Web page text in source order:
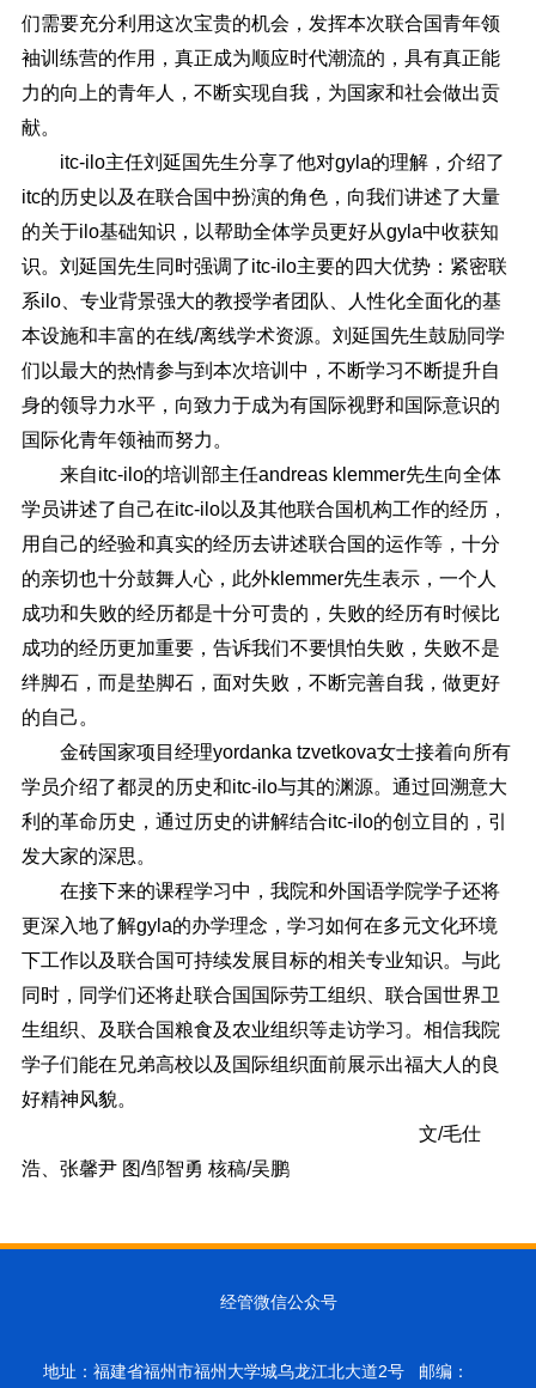
们需要充分利用这次宝贵的机会，发挥本次联合国青年领
袖训练营的作用，真正成为顺应时代潮流的，具有真正能
力的向上的青年人，不断实现自我，为国家和社会做出贡
献。
itc-ilo主任刘延国先生分享了他对gyla的理解，介绍了
itc的历史以及在联合国中扮演的角色，向我们讲述了大量
的关于ilo基础知识，以帮助全体学员更好从gyla中收获知
识。刘延国先生同时强调了itc-ilo主要的四大优势：紧密联
系ilo、专业背景强大的教授学者团队、人性化全面化的基
本设施和丰富的在线/离线学术资源。刘延国先生鼓励同学
们以最大的热情参与到本次培训中，不断学习不断提升自
身的领导力水平，向致力于成为有国际视野和国际意识的
国际化青年领袖而努力。
来自itc-ilo的培训部主任andreas klemmer先生向全体
学员讲述了自己在itc-ilo以及其他联合国机构工作的经历，
用自己的经验和真实的经历去讲述联合国的运作等，十分
的亲切也十分鼓舞人心，此外klemmer先生表示，一个人
成功和失败的经历都是十分可贵的，失败的经历有时候比
成功的经历更加重要，告诉我们不要惧怕失败，失败不是
绊脚石，而是垫脚石，面对失败，不断完善自我，做更好
的自己。
金砖国家项目经理yordanka tzvetkova女士接着向所有
学员介绍了都灵的历史和itc-ilo与其的渊源。通过回溯意大
利的革命历史，通过历史的讲解结合itc-ilo的创立目的，引
发大家的深思。
在接下来的课程学习中，我院和外国语学院学子还将
更深入地了解gyla的办学理念，学习如何在多元文化环境
下工作以及联合国可持续发展目标的相关专业知识。与此
同时，同学们还将赴联合国国际劳工组织、联合国世界卫
生组织、及联合国粮食及农业组织等走访学习。相信我院
学子们能在兄弟高校以及国际组织面前展示出福大人的良
好精神风貌。
文/毛仕
浩、张馨尹 图/邹智勇 核稿/吴鹏
经管微信公众号
地址：福建省福州市福州大学城乌龙江北大道2号 邮编：